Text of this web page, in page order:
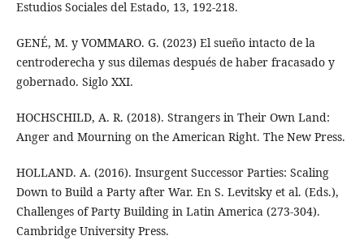
Estudios Sociales del Estado, 13, 192-218.
GENÉ, M. y VOMMARO. G. (2023) El sueño intacto de la
centroderecha y sus dilemas después de haber fracasado y
gobernado. Siglo XXI.
HOCHSCHILD, A. R. (2018). Strangers in Their Own Land:
Anger and Mourning on the American Right. The New Press.
HOLLAND. A. (2016). Insurgent Successor Parties: Scaling
Down to Build a Party after War. En S. Levitsky et al. (Eds.),
Challenges of Party Building in Latin America (273-304).
Cambridge University Press.